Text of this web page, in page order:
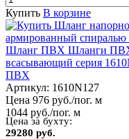
Купить В корзине
Шланг ПВХ Шланги
всасывающий серия
ПВХ
Артикул: 1610N127
Цена 976 руб./пог. м
1044 руб./пог. м
Цена за бухту:
29280 руб.